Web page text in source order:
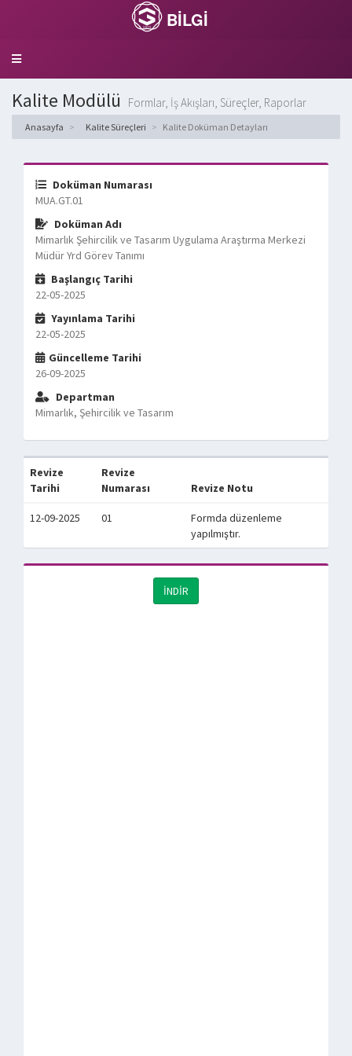
BİLGİ
Toggle
Kalite Modülü Formlar, İş Akışları, Süreçler, Raporlar
Anasayfa Kalite Süreçleri Kalite Doküman Detayları
Doküman Numarası
MUA.GT.01
Doküman Adı
Mimarlık Şehircilik ve Tasarım Uygulama Araştırma Merkezi
Müdür Yrd Görev Tanımı
Başlangıç Tarihi
22-05-2025
Yayınlama Tarihi
22-05-2025
Güncelleme Tarihi
26-09-2025
Departman
Mimarlık, Şehircilik ve Tasarım
Revize
Tarihi
Revize
Numarası
Revize Notu
12-09-2025 01
Formda düzenleme
yapılmıştır.
İNDİR